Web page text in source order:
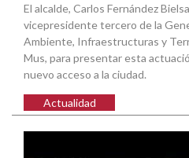
El alcalde, Carlos Fernández
vicepresidente tercero de la
Ambiente, Infraestructuras y
Mus, para presentar esta
nuevo acceso a la ciudad.
Actualidad